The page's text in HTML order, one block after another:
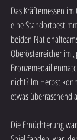
Das Kräftemessen
eine
beiden
Oberösterreicher im
nicht? Im Herbst
etwas überraschend
Die Ernüchterung